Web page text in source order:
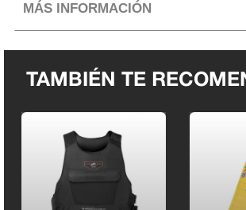
MÁS INFORMACIÓN
TAMBIÉN TE